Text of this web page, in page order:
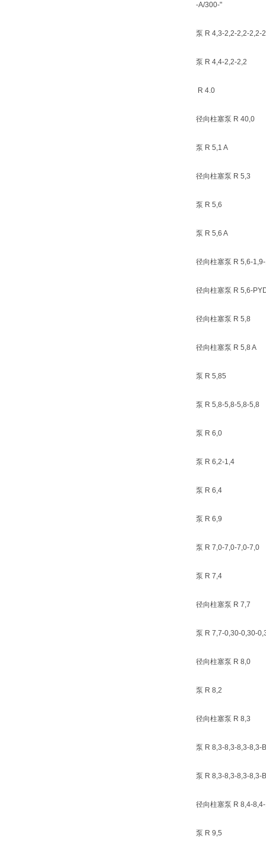
-A/300-"
泵 R 4,3-2,2-2,2-2,2-
泵 R 4,4-2,2-2,2
R 4.0
径向柱塞泵 R 40,0
泵 R 5,1 A
径向柱塞泵 R 5,3
泵 R 5,6
泵 R 5,6 A
径向柱塞泵 R 5,6-
径向柱塞泵 R 5,6-
径向柱塞泵 R 5,8
径向柱塞泵 R 5,8 A
泵 R 5,85
泵 R 5,8-5,8-5,8-5,8
泵 R 6,0
泵 R 6,2-1,4
泵 R 6,4
泵 R 6,9
泵 R 7,0-7,0-7,0-7,0
泵 R 7,4
径向柱塞泵 R 7,7
泵 R 7,7-0,30-0,30-
径向柱塞泵 R 8,0
泵 R 8,2
径向柱塞泵 R 8,3
泵 R 8,3-8,3-8,3-8,3-
泵 R 8,3-8,3-8,3-8,3-
径向柱塞泵 R 8,4-
泵 R 9,5